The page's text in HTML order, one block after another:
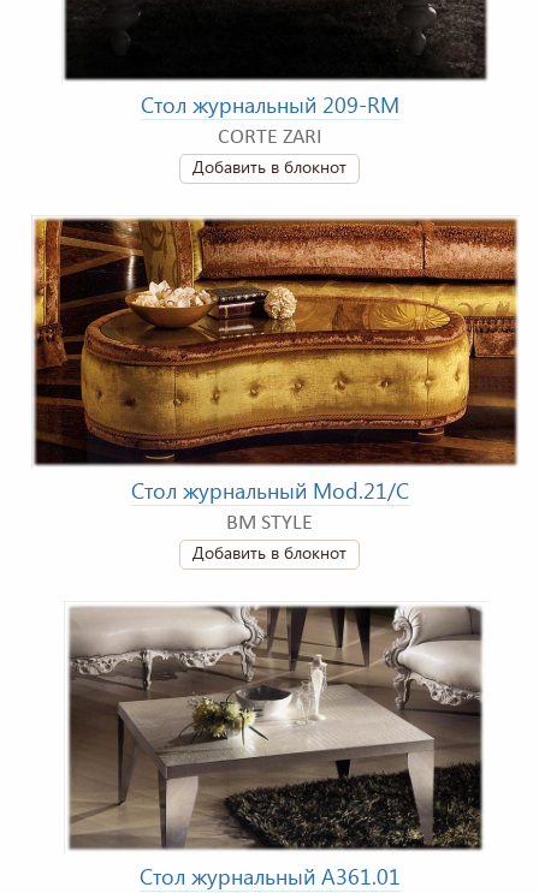
Стол журнальный 209-RM
CORTE ZARI
Добавить в блокнот
Стол журнальный Mod.21/C
BM STYLE
Добавить в блокнот
Стол журнальный A361.01